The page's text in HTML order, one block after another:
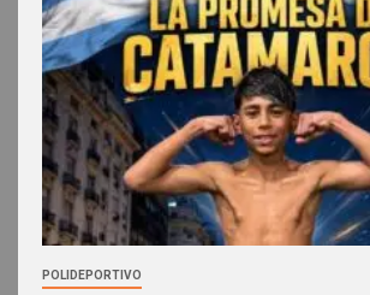
POLIDEPORTIVO